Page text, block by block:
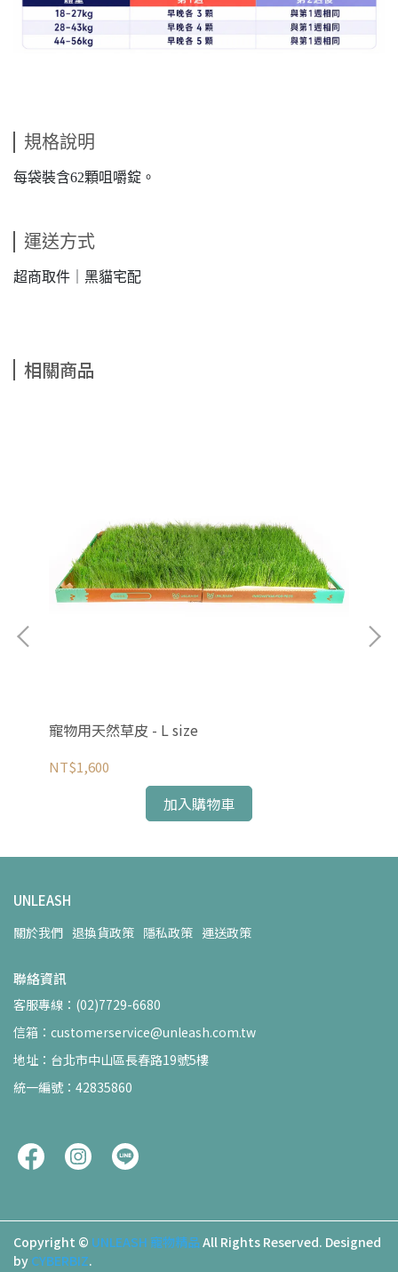
規格說明
每袋裝含62顆咀嚼錠。
運送方式
超商取件｜黑貓宅配
相關商品
寵物用天然草皮 - L size
NT$1,600
加入購物車
UNLEASH
關於我們 退換貨政策 隱私政策 運送政策
聯絡資訊
客服專線：(02)7729-6680
信箱：customerservice@unleash.com.tw
地址：台北市中山區長春路19號5樓
統一編號：42835860
Copyright © UNLEASH 寵物精品All Rights Reserved. Designed
by CYBERBIZ.